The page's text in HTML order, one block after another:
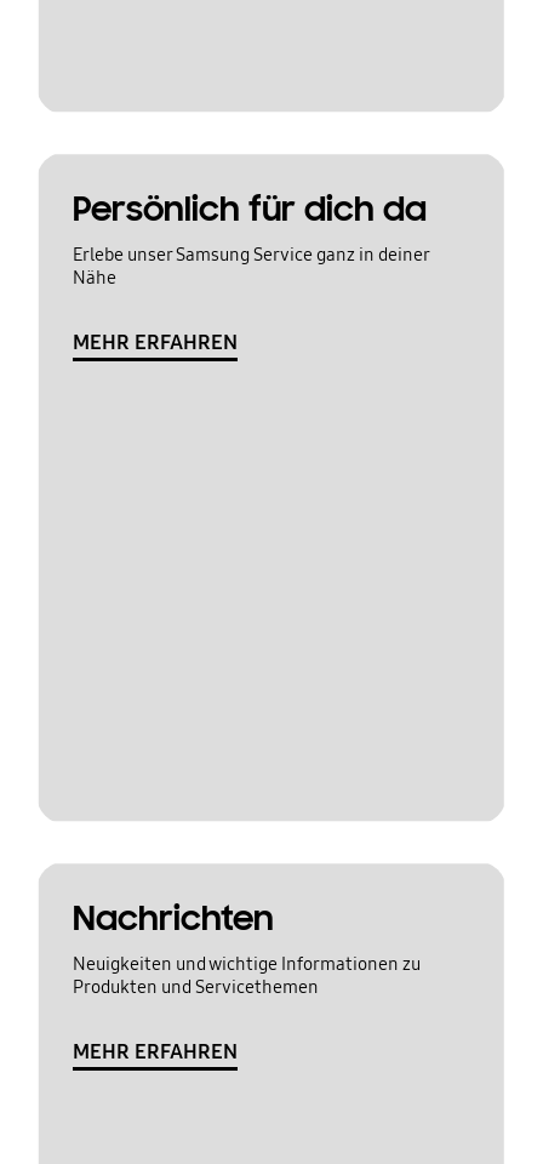
Persönlich für dich da
Erlebe unser Samsung Service ganz in deiner
Nähe
MEHR ERFAHREN
Nachrichten
Neuigkeiten und wichtige Informationen zu
Produkten und Servicethemen
MEHR ERFAHREN